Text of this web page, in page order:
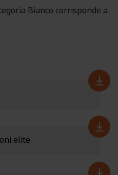
Bianco corrisponde a
elite